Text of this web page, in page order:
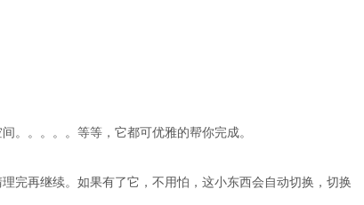
。。。。。等等，它都可优雅的帮你完成。
完再继续。如果有了它，不用怕，这小东西会自动切换，切换